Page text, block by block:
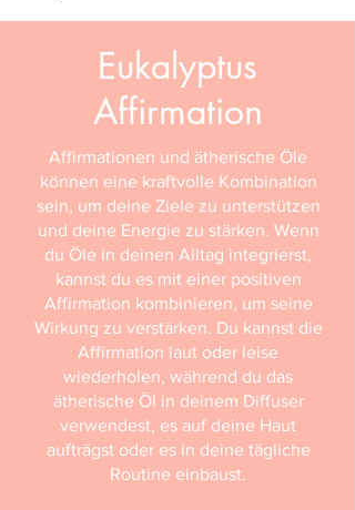
Eukalyptus
Affirmation
Affirmationen und ätherische Öle
können eine kraftvolle Kombination
sein, um deine Ziele zu unterstützen
und deine Energie zu stärken. Wenn
du Öle in deinen Alltag integrierst,
kannst du es mit einer positiven
Affirmation kombinieren, um seine
Wirkung zu verstärken. Du kannst die
Affirmation laut oder leise
wiederholen, während du das
ätherische Öl in deinem Diffuser
verwendest, es auf deine Haut
aufträgst oder es in deine tägliche
Routine einbaust.